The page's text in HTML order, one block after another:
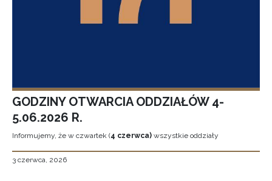
GODZINY OTWARCIA ODDZIAŁÓW 4-
5.06.2026 R.
Informujemy, że w czwartek (4 czerwca) wszystkie oddziały
3 czerwca, 2026